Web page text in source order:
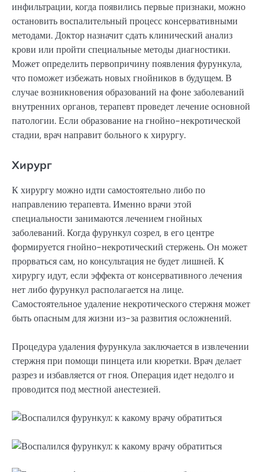
инфильтрации, когда появились первые признаки, можно
остановить воспалительный процесс консервативными
методами. Доктор назначит сдать клинический анализ
крови или пройти специальные методы диагностики.
Может определить первопричину появления фурункула,
что поможет избежать новых гнойников в будущем. В
случае возникновения образований на фоне заболеваний
внутренних органов, терапевт проведет лечение основной
патологии. Если образование на гнойно-некротической
стадии, врач направит больного к хирургу.
Хирург
К хирургу можно идти самостоятельно либо по
направлению терапевта. Именно врачи этой
специальности занимаются лечением гнойных
заболеваний. Когда фурункул созрел, в его центре
формируется гнойно-некротический стержень. Он может
прорваться сам, но консультация не будет лишней. К
хирургу идут, если эффекта от консервативного лечения
нет либо фурункул располагается на лице.
Самостоятельное удаление некротического стержня может
быть опасным для жизни из-за развития осложнений.
Процедура удаления фурункула заключается в извлечении
стержня при помощи пинцета или кюретки. Врач делает
разрез и избавляется от гноя. Операция идет недолго и
проводится под местной анестезией.